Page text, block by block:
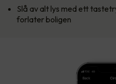
Slå av alt lys med ett
forlater boligen